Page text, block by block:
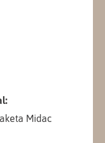
Midac